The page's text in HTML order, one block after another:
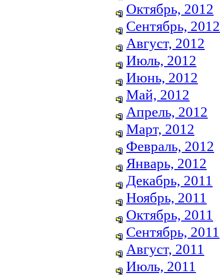
Октябрь, 2012
Сентябрь, 2012
Август, 2012
Июль, 2012
Июнь, 2012
Май, 2012
Апрель, 2012
Март, 2012
Февраль, 2012
Январь, 2012
Декабрь, 2011
Ноябрь, 2011
Октябрь, 2011
Сентябрь, 2011
Август, 2011
Июль, 2011